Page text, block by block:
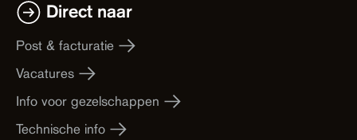
Direct naar
Post & facturatie
Vacatures
Info voor gezelschappen
Technische info